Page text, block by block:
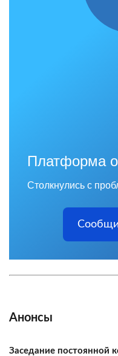
Платформа
Столкнулись с
Анонсы
Заседание постоянной